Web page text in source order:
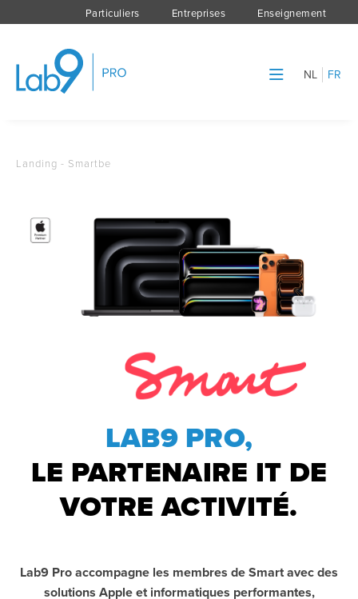
Particuliers Entreprises Enseignement
NL FR
Landing - Smartbe
LAB9 PRO,
LE PARTENAIRE IT DE
VOTRE ACTIVITÉ.
Lab9 Pro accompagne les membres de Smart avec des
solutions Apple et informatiques performantes,